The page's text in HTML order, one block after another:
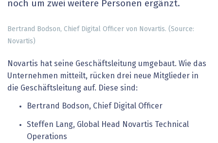
noch um zwei weitere Personen ergänzt.
Bertrand Bodson, Chief Digital Officer von Novartis. (Source:
Novartis)
Novartis hat seine Geschäftsleitung umgebaut. Wie das
Unternehmen mitteilt, rücken drei neue Mitglieder in
die Geschäftsleitung auf. Diese sind:
Bertrand Bodson, Chief Digital Officer
Steffen Lang, Global Head Novartis Technical
Operations